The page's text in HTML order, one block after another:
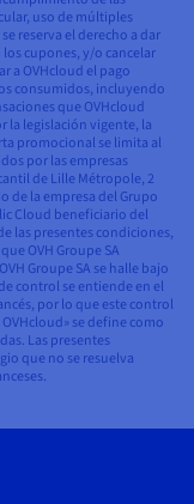
uso de múltiples
reserva el derecho a dar
cupones, y/o cancelar
a OVHcloud el pago
consumidos, incluyendo
que OVHcloud
la legislación vigente, la
promocional se limita al
por las empresas
de Lille Métropole, 2
de la empresa del Grupo
Cloud beneficiario del
las presentes condiciones,
OVH Groupe SA
Groupe SA se halle bajo
control se entiende en el
por lo que este control
se define como
Las presentes
que no se resuelva